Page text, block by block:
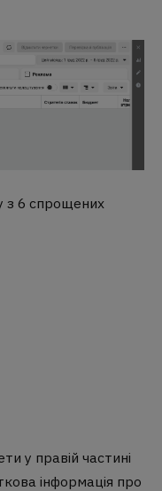
з 6 спрощених
у правій частині
інформація про